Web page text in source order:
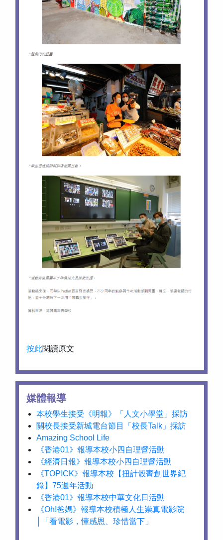
按此閱讀原文
媒體報導
本校學生接受《明報》「人文小學堂」採訪
關校長接受新城電台節目「校長Talk」採訪
Amazing School Life
《香港01》報導本校小四自理營活動
《經濟日報》報導本校小四自理營活動
《TOP!CK》報導本校【扭計骰齊創世界紀
錄】75週年活動
《香港01》報導本校中華文化日活動
《Oh!爸媽》報導本校積極人生崇真電影院
│「看電影，懂感恩、珍惜當下」